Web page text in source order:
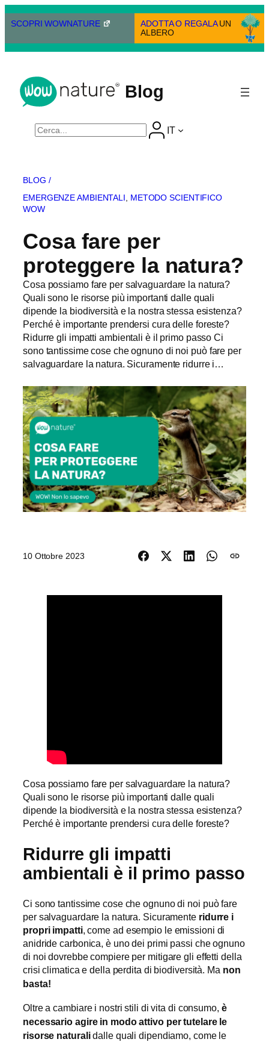
Vai
alSCOPRI WOWNATURE ADOTTA O REGALAUN
ALBERO
Blog
Cerca IT
BLOG /
EMERGENZE AMBIENTALI
METODO SCIENTIFICO
WOW
Cosa fare per
proteggere la natura?
Cosa possiamo fare per salvaguardare la natura?
Quali sono le risorse più importanti dalle quali
dipende la biodiversità e la nostra stessa esistenza?
Perché è importante prendersi cura delle foreste?
Ridurre gli impatti ambientali è il primo passo Ci
sono tantissime cose che ognuno di noi può fare per
salvaguardare la natura. Sicuramente ridurre i…
10 Ottobre 2023
Cosa possiamo fare per salvaguardare la natura?
Quali sono le risorse più importanti dalle quali
dipende la biodiversità e la nostra stessa esistenza?
Perché è importante prendersi cura delle foreste?
Ridurre gli impatti
ambientali è il primo passo
Ci sono tantissime cose che ognuno di noi può fare
per salvaguardare la natura. Sicuramente ridurre i
propri impatti, come ad esempio le emissioni di
anidride carbonica, è uno dei primi passi che ognuno
di noi dovrebbe compiere per mitigare gli effetti della
crisi climatica e della perdita di biodiversità. Ma non
basta!
Oltre a cambiare i nostri stili di vita di consumo, è
necessario agire in modo attivo per tutelare le
risorse naturalidalle quali dipendiamo, come le